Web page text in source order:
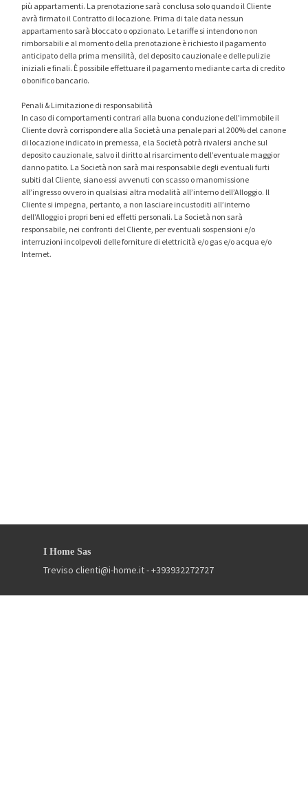
più appartamenti. La prenotazione sarà conclusa solo quando il Cliente
avrà firmato il Contratto di locazione. Prima di tale data nessun
appartamento sarà bloccato o opzionato. Le tariffe si intendono non
rimborsabili e al momento della prenotazione è richiesto il pagamento
anticipato della prima mensilità, del deposito cauzionale e delle pulizie
iniziali e finali. È possibile effettuare il pagamento mediante carta di credito
o bonifico bancario.
Penali & Limitazione di responsabilità
In caso di comportamenti contrari alla buona conduzione dell'immobile il
Cliente dovrà corrispondere alla Società una penale pari al 200% del canone
di locazione indicato in premessa, e la Società potrà rivalersi anche sul
deposito cauzionale, salvo il diritto al risarcimento dell’eventuale maggior
danno patito. La Società non sarà mai responsabile degli eventuali furti
subiti dal Cliente, siano essi avvenuti con scasso o manomissione
all’ingresso ovvero in qualsiasi altra modalità all’interno dell’Alloggio. Il
Cliente si impegna, pertanto, a non lasciare incustoditi all’interno
dell’Alloggio i propri beni ed effetti personali. La Società non sarà
responsabile, nei confronti del Cliente, per eventuali sospensioni e/o
interruzioni incolpevoli delle forniture di elettricità e/o gas e/o acqua e/o
Internet.
I Home Sas
Treviso clienti@i-home.it- +393932272727